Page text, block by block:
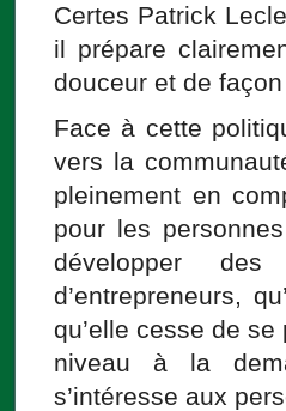
Certes Patrick
il prépare
douceur et de
Face à cette
vers la
pleinement en
pour les
développer
d’entrepreneurs,
qu’elle cesse de
niveau à la
s’intéresse aux